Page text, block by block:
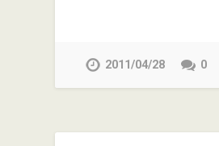
2011/04/28 0